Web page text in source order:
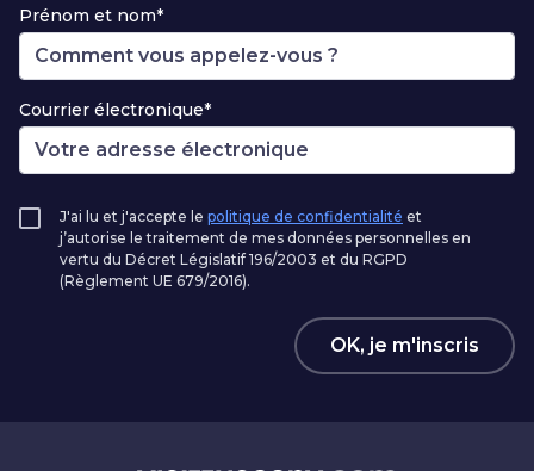
Prénom et nom*
Courrier électronique*
J'ai lu et j'accepte le politique de confidentialité et
j’autorise le traitement de mes données personnelles en
vertu du Décret Législatif 196/2003 et du RGPD
(Règlement UE 679/2016).
OK, je m'inscris